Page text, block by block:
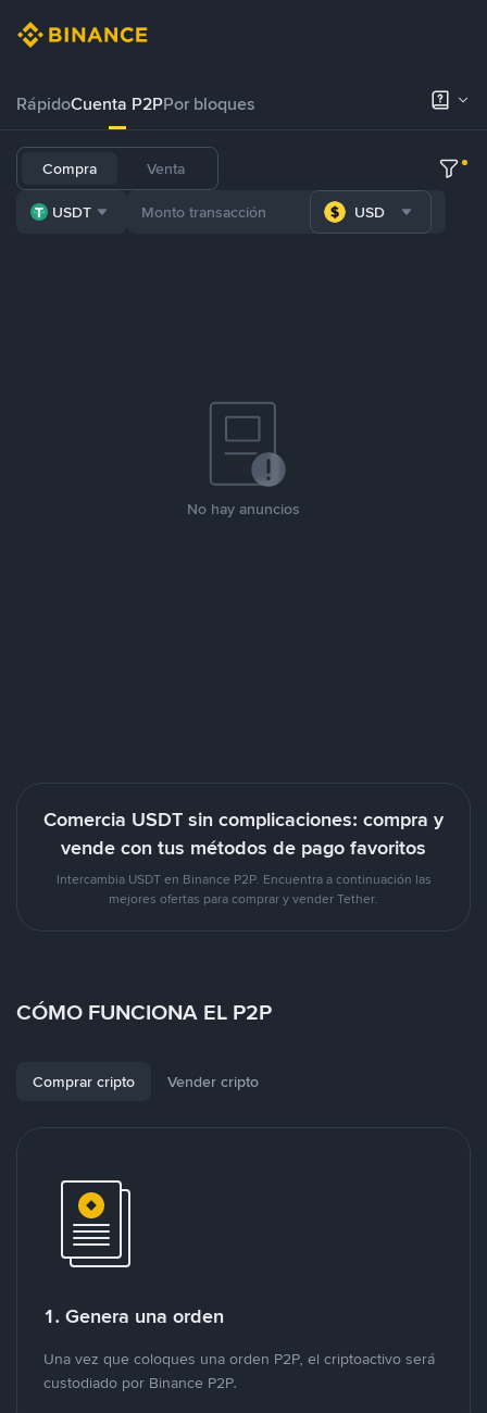
RápidoCuenta P2PPor bloques
Compra Venta
USDT USD
No hay anuncios
Comercia USDT sin complicaciones: compra y
vende con tus métodos de pago favoritos
Intercambia USDT en Binance P2P. Encuentra a continuación las
mejores ofertas para comprar y vender Tether.
CÓMO FUNCIONA EL P2P
Comprar cripto Vender cripto
1. Genera una orden
Una vez que coloques una orden P2P, el criptoactivo será
custodiado por Binance P2P.